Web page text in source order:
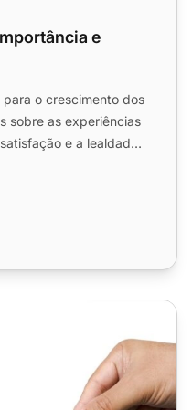
e
o crescimento dos
sobre as experiências
e a lealdade.
Estratégias,